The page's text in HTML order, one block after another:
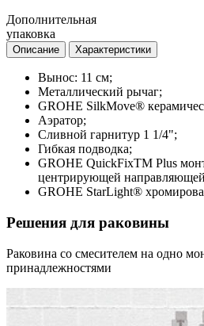
Дополнительная
упаковка
Описание Характеристики
Вынос: 11 см;
Металлический рычаг;
GROHE SilkMove®
Аэратор;
Сливной гарнитур 1 1/4";
Гибкая подводка;
GROHE QuickFixTM Plus
центрирующей
GROHE StarLight®
Решения для раковины
Раковина со смесителем на одно
принадлежностями